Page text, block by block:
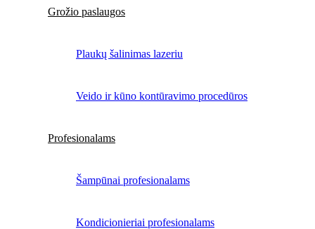
Grožio paslaugos
Plaukų šalinimas lazeriu
Veido ir kūno kontūravimo procedūros
Profesionalams
Šampūnai profesionalams
Kondicionieriai profesionalams